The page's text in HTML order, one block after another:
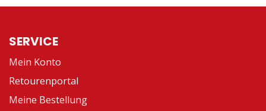
SERVICE
Mein Konto
Retourenportal
Meine Bestellung